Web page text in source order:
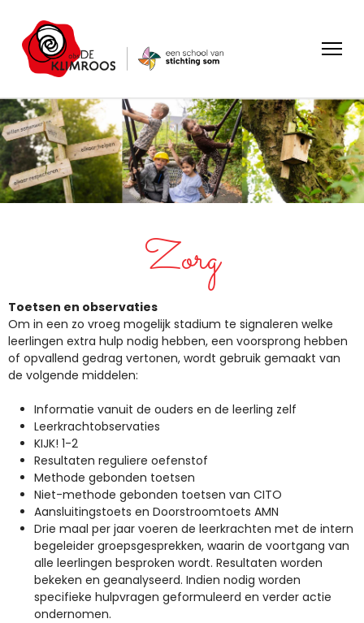
Zorg
Toetsen en observaties
Om in een zo vroeg mogelijk stadium te signaleren welke
leerlingen extra hulp nodig hebben, een voorsprong hebben
of opvallend gedrag vertonen, wordt gebruik gemaakt van
de volgende middelen:
Informatie vanuit de ouders en de leerling zelf
Leerkrachtobservaties
KIJK! 1-2
Resultaten reguliere oefenstof
Methode gebonden toetsen
Niet-methode gebonden toetsen van CITO
Aansluitingstoets en Doorstroomtoets AMN
Drie maal per jaar voeren de leerkrachten met de intern
begeleider groepsgesprekken, waarin de voortgang van
alle leerlingen besproken wordt. Resultaten worden
bekeken en geanalyseerd. Indien nodig worden
specifieke hulpvragen geformuleerd en verder actie
ondernomen.